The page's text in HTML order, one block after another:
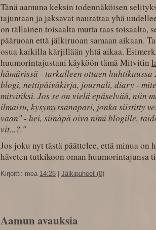
Tänä aamuna keksin todennäköisen
tajuntaan ja jaksavat naurattaa yhä
on tällainen toisaalta mutta taas toisaalta,
pääruoan että jälkiruoan samaan aikaan.
osua kaikilla kärjillään yhtä aikaa.
huumorintajustani käyköön tämä Mitvitin
hämärissä - tarkalleen ottaen
blogi, nettipäiväkirja, journali, diary -
mitvitiksi. Jos se on vielä epäselvää, niin
ilmaisu, kysymyssanapari, jonka siistitty
vaan" - hei, siinäpä oiva nimi blogille,
vit...?."
Jos joku nyt tästä päättelee, että minua
häveten tutkikoon oman huumorintajunsa
Kirjoitti: mea 14:26 | Jälkipuheet (0)
Aamun avauksia